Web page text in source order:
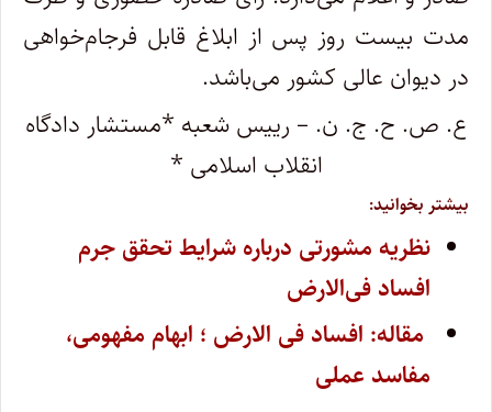
مدت بیست روز پس از ابلاغ قابل فرجام‌خواهی
در دیوان عالی کشور می‌باشد.
ع. ص. ح. ج. ن. – رییس شعبه *مستشار دادگاه
انقلاب اسلامی *
بیشتر بخوانید:
نظریه مشورتی درباره شرایط تحقق جرم
افساد فی‌الارض
مقاله: افساد فی الارض ؛ ابهام مفهومی،
مفاسد عملی